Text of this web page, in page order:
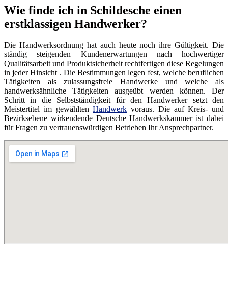
Wie finde ich in Schildesche einen
erstklassigen Handwerker?
Die Handwerksordnung hat auch heute noch ihre Gültigkeit. Die
ständig steigenden Kundenerwartungen nach hochwertiger
Qualitätsarbeit und Produktsicherheit rechtfertigen diese Regelungen
in jeder Hinsicht . Die Bestimmungen legen fest, welche beruflichen
Tätigkeiten als zulassungsfreie Handwerke und welche als
handwerksähnliche Tätigkeiten ausgeübt werden können. Der
Schritt in die Selbstständigkeit für den Handwerker setzt den
Meistertitel im gewähltenHandwerk voraus. Die auf Kreis- und
Bezirksebene wirkendende Deutsche Handwerkskammer ist dabei
für Fragen zu vertrauenswürdigen Betrieben Ihr Ansprechpartner.